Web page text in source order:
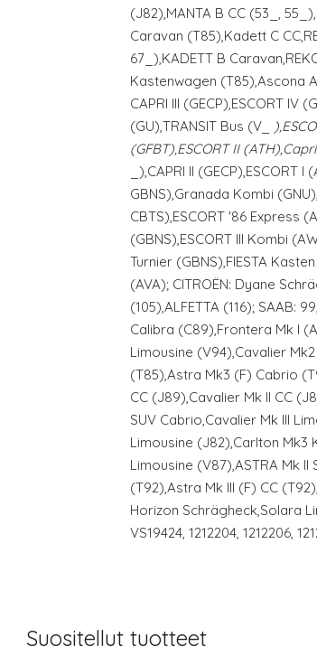
(J82),MANTA B CC (53_,
Caravan (T85),Kadett C
67_),KADETT B
Kastenwagen (T85),Ascona
CAPRI III (GECP),ESCORT IV
(GU),TRANSIT Bus (V_
(GFBT),ESCORT II
_),CAPRI II (GECP),ESCORT
GBNS),Granada Kombi
CBTS),ESCORT '86 Express
(GBNS),ESCORT III Kombi
Turnier (GBNS),FIESTA
(AVA); CITROËN: Dyane
(105),ALFETTA (116); SAAB:
Calibra (C89),Frontera Mk I
Limousine (V94),Cavalier
(T85),Astra Mk3 (F) Cabrio
CC (J89),Cavalier Mk II CC
SUV Cabrio,Cavalier Mk III
Limousine (J82),Carlton Mk3
Limousine (V87),ASTRA Mk
(T92),Astra Mk III (F) CC
Horizon Schrägheck,Solara
VS19424, 1212204, 1212206,
Suositellut tuotteet